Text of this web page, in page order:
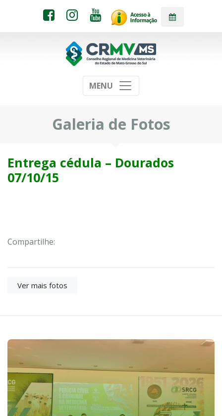
MENU
Galeria de Fotos
Entrega cédula – Dourados
07/10/15
Compartilhe:
Ver mais fotos